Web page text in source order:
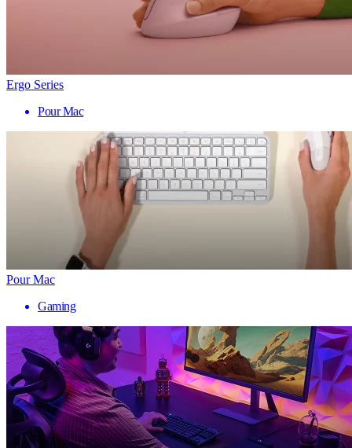
Ergo Series
Pour Mac
Pour Mac
Gaming